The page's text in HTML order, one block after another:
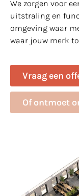
We zorgen voor
uitstraling en
omgeving waar
waar jouw merk
Vraag een
Of ontmoet